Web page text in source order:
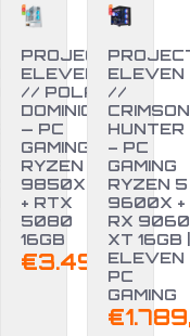
//
+
|
PROJECT
ELEVEN
// POLAR
DOMINION
— PC
GAMING
RYZEN 7
9850X3D
+ RTX
5080
16GB
€3.499,00
ELEVEN
//
CRIMSON
HUNTER
– PC
GAMING
RYZEN 5
9600X +
RX 9060
XT 16GB |
ELEVEN
PC
GAMING
€